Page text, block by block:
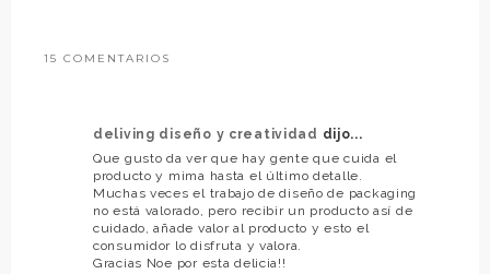
15 COMENTARIOS
deliving diseño y creatividad dijo...
Que gusto da ver que hay gente que cuida el
producto y mima hasta el último detalle.
Muchas veces el trabajo de diseño de packaging
no está valorado, pero recibir un producto así de
cuidado, añade valor al producto y esto el
consumidor lo disfruta y valora.
Gracias Noe por esta delicia!!